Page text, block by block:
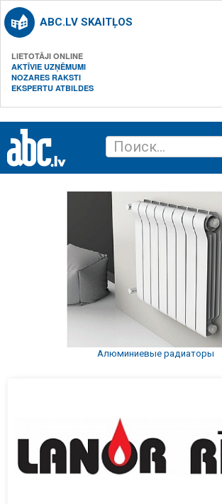
ABC.LV SKAITĻOS
LIETOTĀJI ONLINE
AKTĪVIE UZŅĒMUMI
NOZARES RAKSTI
EKSPERTU ATBILDES
Алюминиевые радиаторы